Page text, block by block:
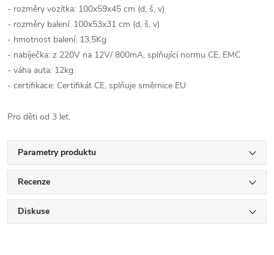
- rozměry vozítka: 100x59x45 cm (d, š, v)
- rozměry balení: 100x53x31 cm (d, š, v)
- hmotnost balení: 13,5Kg
- nabíječka: z 220V na 12V/ 800mA, splňující normu CE, EMC
- váha auta: 12kg
- certifikace: Certifikát CE, splňuje směrnice EU
Pro děti od 3 let.
Parametry produktu
Recenze
Diskuse